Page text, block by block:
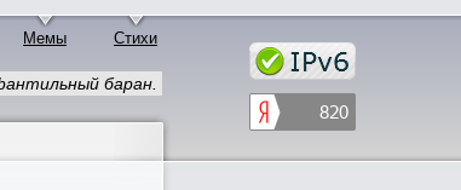
Мемы Стихи
баран.